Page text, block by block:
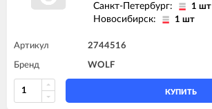
Санкт-Петербург: 1 шт
Новосибирск: 1 шт
Артикул 2744516
Бренд WOLF
КУПИТЬ